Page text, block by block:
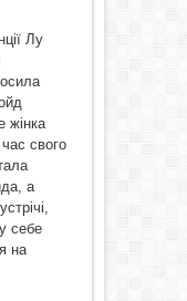
Лу
жінка
свого
а
себе
на